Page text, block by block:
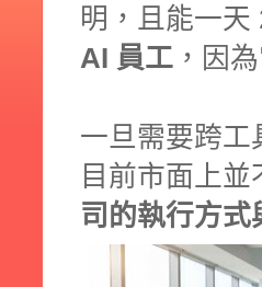
明，且能一天
AI 員工 ，因
一旦需要跨工
目前市面上
司的執行方式